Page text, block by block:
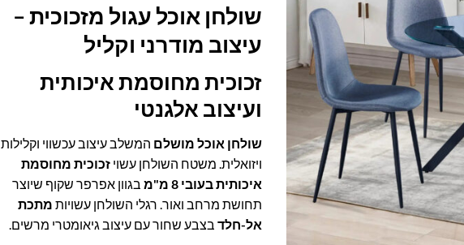
היה:
699.00 ₪.
הוא:
669.00 ₪.
שולחן אוכל עגול מזכוכית –
עיצוב מודרני וקליל
זכוכית מחוסמת איכותית
ועיצוב אלגנטי
שולחן אוכל מושלם המשלב עיצוב עכשווי וקלילות
ויזואלית. משטח השולחן עשוי זכוכית מחוסמת
איכותית בעובי 8 מ"מ
בגוון אפרפר שקוף שיוצר
תחושת מרחב ואור. רגלי השולחן עשויות מתכת
אל-חלד בצבע שחור עם עיצוב גיאומטרי מרשים.